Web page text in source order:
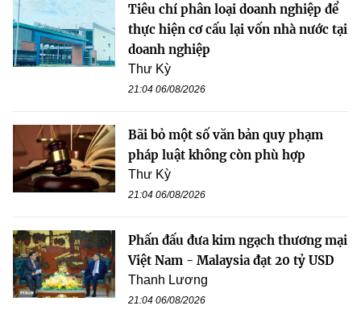
Tiêu chí phân loại doanh nghiệp để
thực hiện cơ cấu lại vốn nhà nước tại
doanh nghiệp
Thư Kỳ
21:04 06/08/2026
Bãi bỏ một số văn bản quy phạm
pháp luật không còn phù hợp
Thư Kỳ
21:04 06/08/2026
Phấn đấu đưa kim ngạch thương mại
Việt Nam - Malaysia đạt 20 tỷ USD
Thanh Lương
21:04 06/08/2026